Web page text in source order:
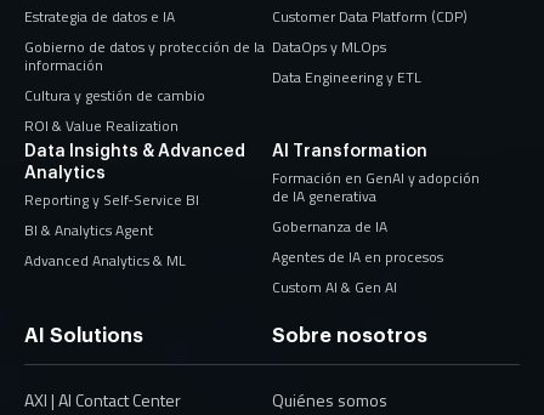
Estrategia de datos e IA
Gobierno de datos y protección de la
información
Cultura y gestión de cambio
ROI & Value Realization
Customer Data Platform (CDP)
DataOps y MLOps
Data Engineering y ETL
Data Insights & Advanced
Analytics
Reporting y Self-Service BI
BI & Analytics Agent
Advanced Analytics & ML
AI Transformation
Formación en GenAI y adopción
de IA generativa
Gobernanza de IA
Agentes de IA en procesos
Custom AI & Gen AI
AI Solutions
AXI | AI Contact Center
Sobre nosotros
Quiénes somos